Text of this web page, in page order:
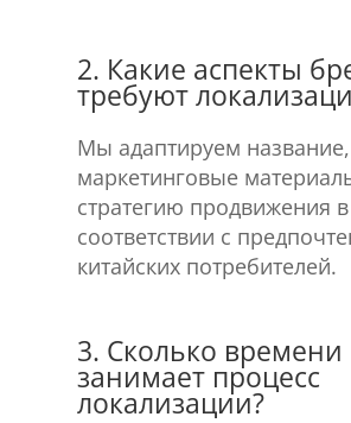
2. Какие аспекты
требуют
Мы адаптируем
маркетинговые
стратегию продвижения в
соответствии с
китайских потребителей.
3. Сколько времени
занимает процесс
локализации?